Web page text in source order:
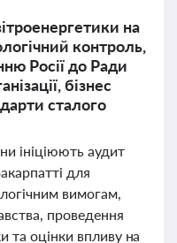
на
контроль,
Росії до Ради
бізнес
сталого
ініціюють аудит
для
вимогам,
проведення
та оцінки впливу на